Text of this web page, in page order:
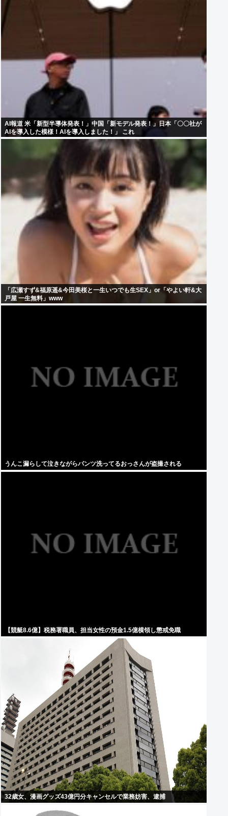
AI報道 米「新型半導体発表！」中国「新モデル発表！」日本「〇〇社が
AIを導入した模様！AIを導入しました！」 これ
「広瀬すず&福原遥&今田美桜と一生いつでも生SEX」or「やよい軒&大
戸屋 一生無料」www
うんこ漏らして泣きながらパンツ洗ってるおっさんが盗撮される
【競艇8.6億】税務署職員、担当女性の預金1.5億横領し懲戒免職
32歳女、漫画グッズ43億円分キャンセルで業務妨害、逮捕